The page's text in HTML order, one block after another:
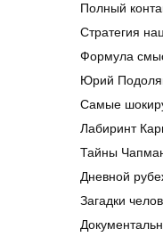
Полный
Стратегия
Формула
Юрий
Самые
Лабиринт
Тайны
Дневной
Загадки